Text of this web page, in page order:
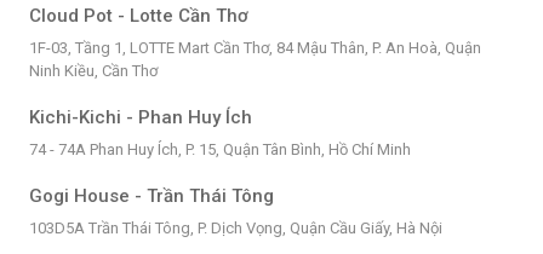
Cloud Pot - Lotte Cần Thơ
1F-03, Tầng 1, LOTTE Mart Cần Thơ, 84 Mậu Thân, P. An Hoà, Quận
Ninh Kiều, Cần Thơ
Kichi-Kichi - Phan Huy Ích
74 - 74A Phan Huy Ích, P. 15, Quận Tân Bình, Hồ Chí Minh
Gogi House - Trần Thái Tông
103D5A Trần Thái Tông, P. Dịch Vọng, Quận Cầu Giấy, Hà Nội